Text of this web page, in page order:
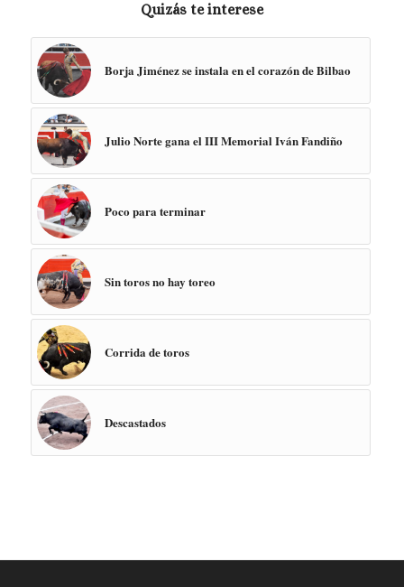
Quizás te interese
Borja Jiménez se instala en el corazón de Bilbao
Julio Norte gana el III Memorial Iván Fandiño
Poco para terminar
Sin toros no hay toreo
Corrida de toros
Descastados